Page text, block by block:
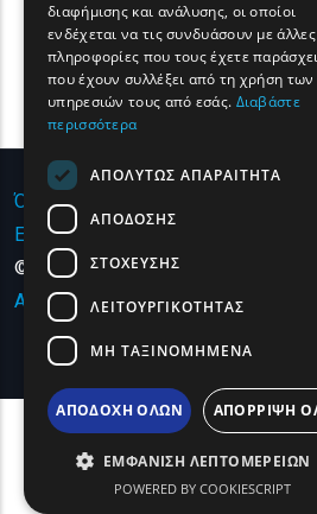
Όροι χρήσης | Πολιτική Απορρήτου
Επικοινωνία
© Copyright 2024 - All Rights
Ανατολικής Μακεδονίας και Θράκης
διαφήμισης και ανάλυσης, οι οποίοι
ενδέχεται να τις συνδυάσουν με άλλες
πληροφορίες που τους έχετε
που έχουν συλλέξει από τη χρήση των
υπηρεσιών τους από εσάς. Διαβάστε
περισσότερα
ΑΠΟΛΎΤΩΣ ΑΠΑΡΑΊΤΗΤΑ
ΑΠΌΔΟΣΗΣ
ΣΤΌΧΕΥΣΗΣ
ΛΕΙΤΟΥΡΓΙΚΌΤΗΤΑΣ
ΜΗ ΤΑΞΙΝΟΜΗΜΈΝΑ
ΑΠΟΔΟΧΉ ΌΛΩΝ ΑΠΌΡΡΙΨΗ
ΕΜΦΆΝΙΣΗ ΛΕΠΤΟΜΕΡΕΙΏΝ
POWERED BY COOKIESCRIPT